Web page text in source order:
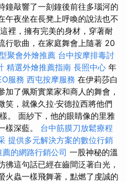
鐘敲響了一刻鐘後前往多瑙河的
午夜坐在長凳上呼喚的說法也不
裡，擁有完美的身材，穿著耐
行歌曲，在家庭舞會上隨著 20
聚會外燴推薦 台中按摩排毒討
精選外燴推薦指南 長照中心 年
服務 西屯按摩服務 在伊莉莎白
加了佩斯實業家和商人的舞會，
笑，就像久拉·安德拉西將他們
。 面紗下，他的眼睛像的里雅
樣深藍。 台中筋膜刀放鬆療程
提供多元解決方案的數位行銷
薦的網路行銷公司 一股神秘的溫
彿這句話已經在齒間泛著白光，
火蟲一樣飛舞著，點燃了虔誠的